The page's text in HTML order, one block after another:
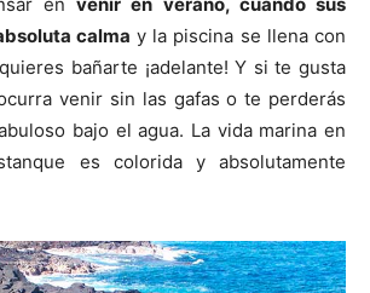
calma y la piscina se llena con
bañarte ¡adelante! Y si te gusta
venir sin las gafas o te perderás
bajo el agua. La vida marina en
es colorida y absolutamente